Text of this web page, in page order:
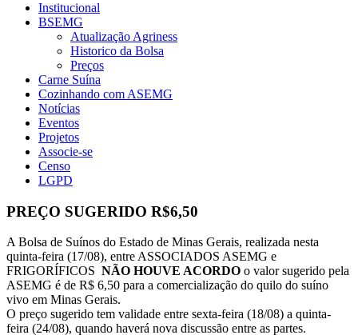
Institucional
BSEMG
Atualização Agriness
Historico da Bolsa
Preços
Carne Suína
Cozinhando com ASEMG
Notícias
Eventos
Projetos
Associe-se
Censo
LGPD
PREÇO SUGERIDO R$6,50
A Bolsa de Suínos do Estado de Minas Gerais, realizada nesta
quinta-feira (17/08), entre ASSOCIADOS ASEMG e
FRIGORÍFICOS NÃO HOUVE ACORDO o valor sugerido pela
ASEMG é de R$ 6,50 para a comercialização do quilo do suíno
vivo em Minas Gerais.
O preço sugerido tem validade entre sexta-feira (18/08) a quinta-
feira (24/08), quando haverá nova discussão entre as partes.